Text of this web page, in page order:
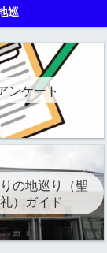
巡
ンケート
の地巡り（聖
）ガイド